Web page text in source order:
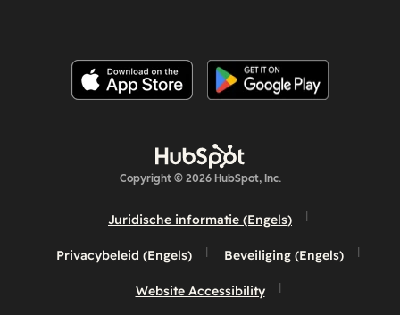
Copyright © 2026 HubSpot, Inc.
Juridische informatie (Engels)
Privacybeleid (Engels) Beveiliging (Engels)
Website Accessibility